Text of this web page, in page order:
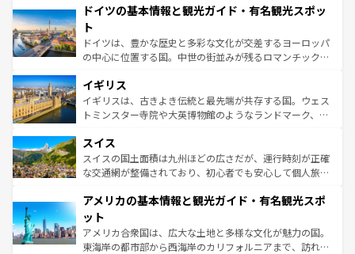
せる。地方によって風土や気候が異なるスペインはその個
ンテンツ一覧 を参照してほしい。
で、幅広い魅力が詰まっている。華麗な宮殿、歴史的な大
聖堂、美しいビーチ、そして豊かな自然が、訪れる者を心
から魅了する。また、フランスは美食の国としても知ら
れ、フランス料理はユネスコ無形文化遺産にも登録されて
香り高いラベンダー畑など、多彩な楽しみ方が可能だ。さ
らに、パリ以外の地域にも魅力が溢れており、どの街角に
も豊かな歴史と文化が息づいている。パリ以外の個性あふ
を参照してほしい。
ドイツの基本情報と観光ガイド・有名観光スポッ
ト
ドイツは、豊かな歴史と多彩な文化が交差するヨーロッパ
の中心に位置する国。中世の街並みが残るロマンチック街
顔を持つこの国は、どこを歩いても飽きることがない。ベ
ルリンの文化的活気、バイエルン州のアルプスの絶景、そ
してライン川沿いのワイン畑といった風景は必見。ビール
は、お酒好きな人にはぜひ体験してほしい。 なお、新着の
ドイツ情報はコンテンツ一覧を参照してほしい。
イギリス
イギリスは、古きよき伝統と最先端が共存する国。ウェス
トミンスター寺院や大英博物館のようなランドマーク、歴
リアごとに異なる魅力がある。また、優雅なアフタヌーン
ティー、ビール好きにはたまらない英国パブ、サッカー観
戦など、本場だからこそできる体験も豊富。イギリスを旅
ンツ一覧を参照してほしい。
スイス
スイスの国土面積は九州ほどの広さだが、運行時刻が正確
な交通網が整備されており、初心者でも安心して個人旅行
の建物がそのまま残る町や、スイスならではのユニークな
博物館もあり、アルプス観光だけでなく町歩きも満喫する
ことができる。国民の所得が高いため物価も高いが、旅行
者向けの交通パス提供のサービスもあり、うまく活用すれ
アメリカの基本情報と観光ガイド・有名観光スポ
ット
アメリカ合衆国は、広大な土地と多様な文化が魅力の国。
東海岸の都市部から西海岸のカリフォルニアまで、訪れる